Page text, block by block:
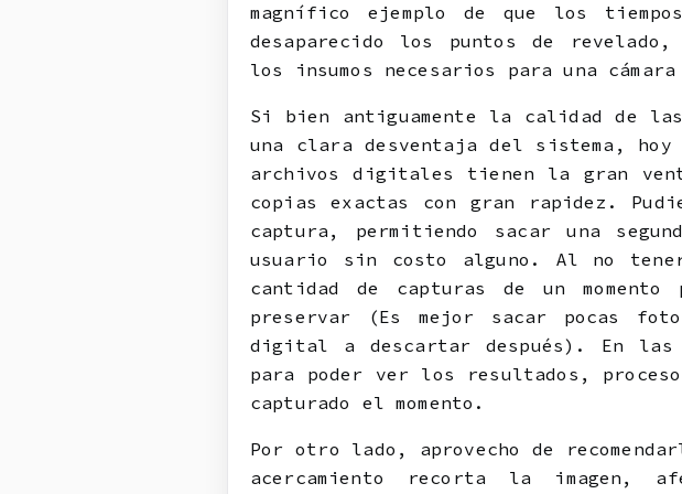
magnífico ejemplo de que los
desaparecido los puntos de revelado,
los insumos necesarios para una
Si bien antiguamente la calidad de
una clara desventaja del sistema, hoy
archivos digitales tienen la gran
copias exactas con gran rapidez.
captura, permitiendo sacar una
usuario sin costo alguno. Al no
cantidad de capturas de un
preservar (Es mejor sacar pocas
digital a descartar después). En las
para poder ver los resultados,
capturado el momento.
Por otro lado, aprovecho de
acercamiento recorta la imagen,